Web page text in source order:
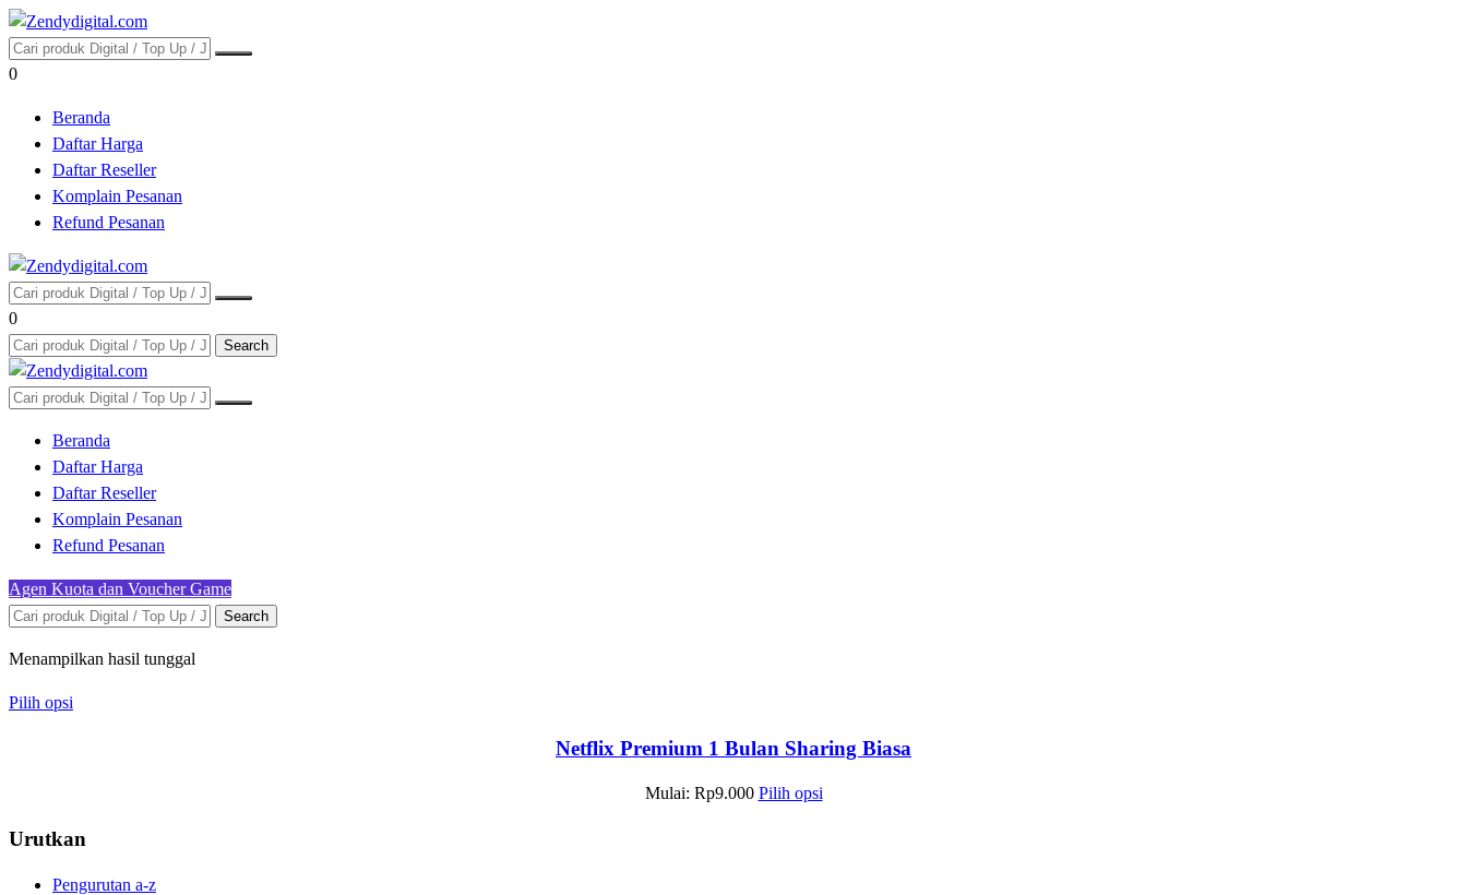
0
Beranda
Daftar Harga
Daftar Reseller
Komplain Pesanan
Refund Pesanan
0
Search
Beranda
Daftar Harga
Daftar Reseller
Komplain Pesanan
Refund Pesanan
Agen Kuota dan Voucher Game
Search
Menampilkan hasil tunggal
Pilih opsi
Netflix Premium 1 Bulan Sharing Biasa
Mulai: Rp9.000 Pilih opsi
Urutkan
Pengurutan a-z